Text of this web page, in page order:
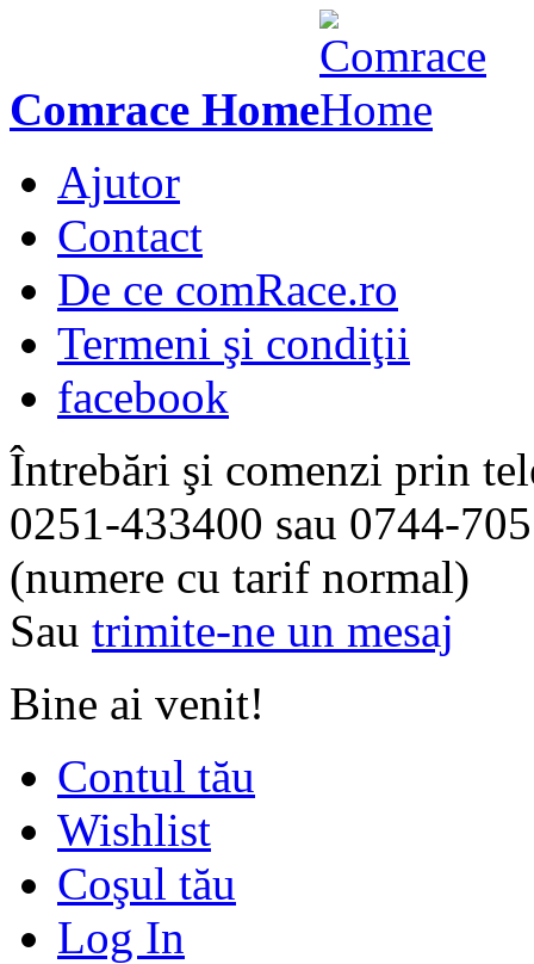
Comrace Home
Ajutor
Contact
De ce comRace.ro
Termeni şi condiţii
facebook
Întrebări şi comenzi prin
0251-433400 sau 0744-
(numere cu tarif normal)
Sau trimite-ne un mesaj
Bine ai venit!
Contul tău
Wishlist
Coşul tău
Log In